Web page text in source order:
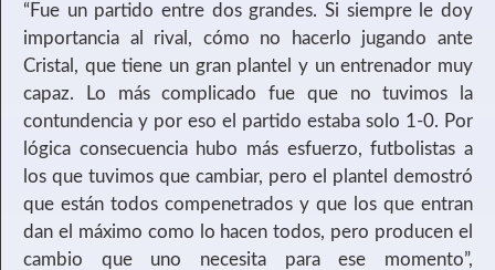
“Fue un partido entre dos grandes. Si siempre le doy
importancia al rival, cómo no hacerlo jugando ante
Cristal, que tiene un gran plantel y un entrenador muy
capaz. Lo más complicado fue que no tuvimos la
contundencia y por eso el partido estaba solo 1-0. Por
lógica consecuencia hubo más esfuerzo, futbolistas a
los que tuvimos que cambiar, pero el plantel demostró
que están todos compenetrados y que los que entran
dan el máximo como lo hacen todos, pero producen el
cambio que uno necesita para ese momento”,